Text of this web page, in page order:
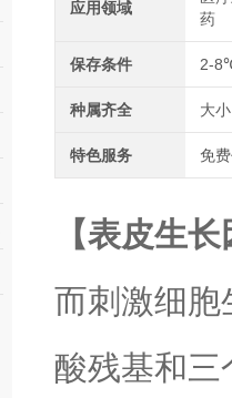
应用领域
药
保存条件 2-
种属齐全 大
特色服务 免
【表皮生
而刺激细胞
酸残基和三